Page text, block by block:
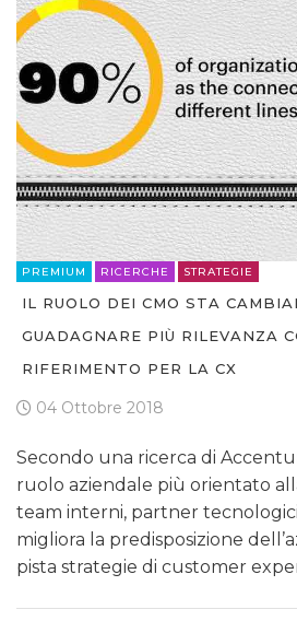
PREMIUM RICERCHE STRATEGIE
IL RUOLO DEI CMO STA
GUADAGNARE PIÙ RILEVANZA
RIFERIMENTO PER LA CX
04 Ottobre 2018
Secondo una ricerca di
ruolo aziendale più orientato
team interni, partner
migliora la predisposizione
pista strategie di customer